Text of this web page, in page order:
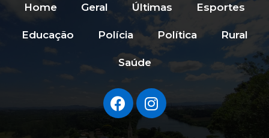
Home Geral Últimas Esportes
Educação Polícia Política Rural
Saúde